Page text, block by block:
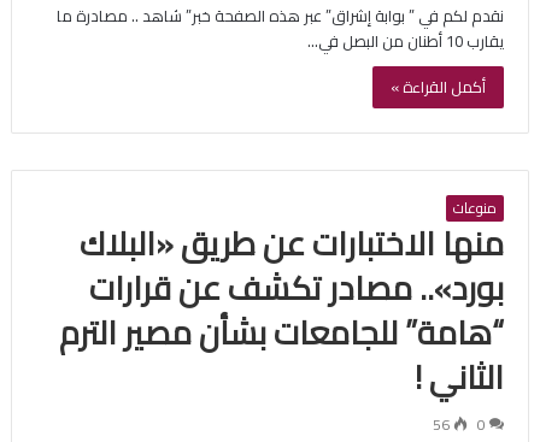
نقدم لكم في ” بوابة إشراق” عبر هذه الصفحة خبر” شاهد .. مصادرة ما
يقارب 10 أطنان من البصل في…
أكمل القراءة »
منوعات
منها الاختبارات عن طريق «البلاك
بورد».. مصادر تكشف عن قرارات
“هامة” للجامعات بشأن مصير الترم
الثاني !
0
56